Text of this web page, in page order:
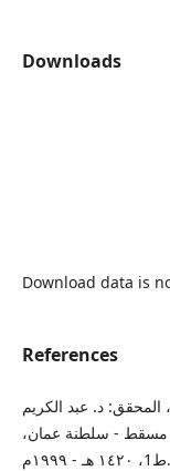
Downloads
Download data is
References
المحقق: د. عبد الكريم
- مسقط - سلطنة عمان،
ط1، ١٤٢٠ هـ - ١٩٩٩م.